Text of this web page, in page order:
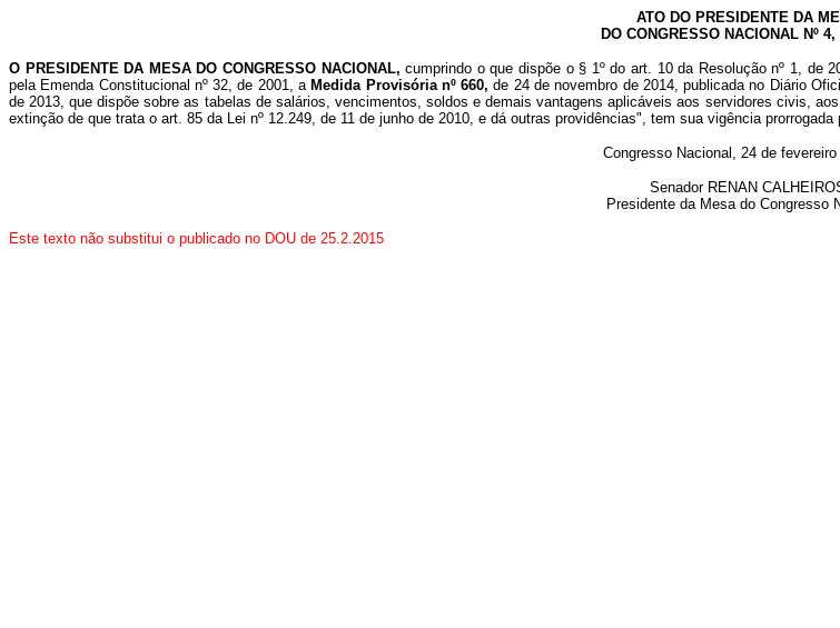
ATO DO PRESIDENTE DA
DO CONGRESSO NACIONAL Nº 4,
O PRESIDENTE DA MESA DO CONGRESSO NACIONAL,cumprindo o que dispõe o § 1º do art. 10 da Resolução nº 1, de
pela Emenda Constitucional nº 32, de 2001, a Medida Provisória nº 660,de 24 de novembro de 2014, publicada no Diário
de 2013, que dispõe sobre as tabelas de salários, vencimentos, soldos e demais vantagens aplicáveis aos servidores civis,
extinção de que trata o art. 85 da Lei nº 12.249, de 11 de junho de 2010, e dá outras providências", tem sua vigência
Congresso Nacional, 24 de fevereiro
Senador RENAN
Presidente da Mesa do Congresso
Este texto não substitui o publicado no DOU de 25.2.2015